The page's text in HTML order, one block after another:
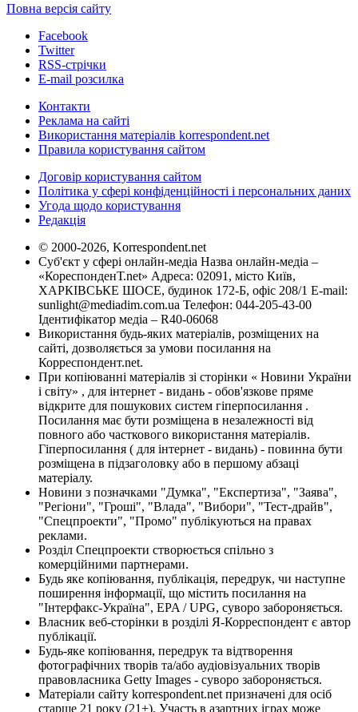
Повна версія сайту
Facebook
Twitter
RSS-стрічки
E-mail розсилка
Контакти
Реклама на сайті
Використання матеріалів korrespondent.net
Правила користування сайтом
Договір користування сайтом
Політика у сфері конфіденційності і персональних даних
Угода щодо користування
Редакція
© 2000-2026, Korrespondent.net
Суб'єкт у сфері онлайн-медіа Назва онлайн-медіа –
«КореспонденТ.net» Адреса: 02091, місто Київ,
ХАРКІВСЬКЕ ШОСЕ, будинок 172-Б, офіс 208/1 E-mail:
sunlight@mediadim.com.ua Телефон: 044-205-43-00
Ідентифікатор медіа – R40-06068
Використання будь-яких матеріалів, розміщених на
сайті, дозволяється за умови посилання на
Корреспондент.net.
При копіюванні матеріалів зі сторінки « Новини України
і світу» , для інтернет - видань - обов'язкове пряме
відкрите для пошукових систем гіперпосилання .
Посилання має бути розміщена в незалежності від
повного або часткового використання матеріалів.
Гіперпосилання ( для інтернет - видань) - повинна бути
розміщена в підзаголовку або в першому абзаці
матеріалу.
Новини з позначками "Думка", "Експертиза", "Заява",
"Регіони", "Гроші", "Влада", "Вибори", "Тест-драйв",
"Спецпроекти", "Промо" публікуються на правах
реклами.
Розділ Спецпроекти створюється спільно з
комерційними партнерами.
Будь яке копіювання, публікація, передрук, чи наступне
поширення інформації, що містить посилання на
"Інтерфакс-Україна", EPA / UPG, суворо забороняється.
Власник веб-сторінки в розділі Я-Корреспондент є автор
публікації.
Будь-яке копіювання, передрук та відтворення
фотографічних творів та/або аудіовізуальних творів
правовласника Getty Images - суворо забороняється.
Матеріали сайту korrespondent.net призначені для осіб
старше 21 року (21+). Участь в азартних іграх може